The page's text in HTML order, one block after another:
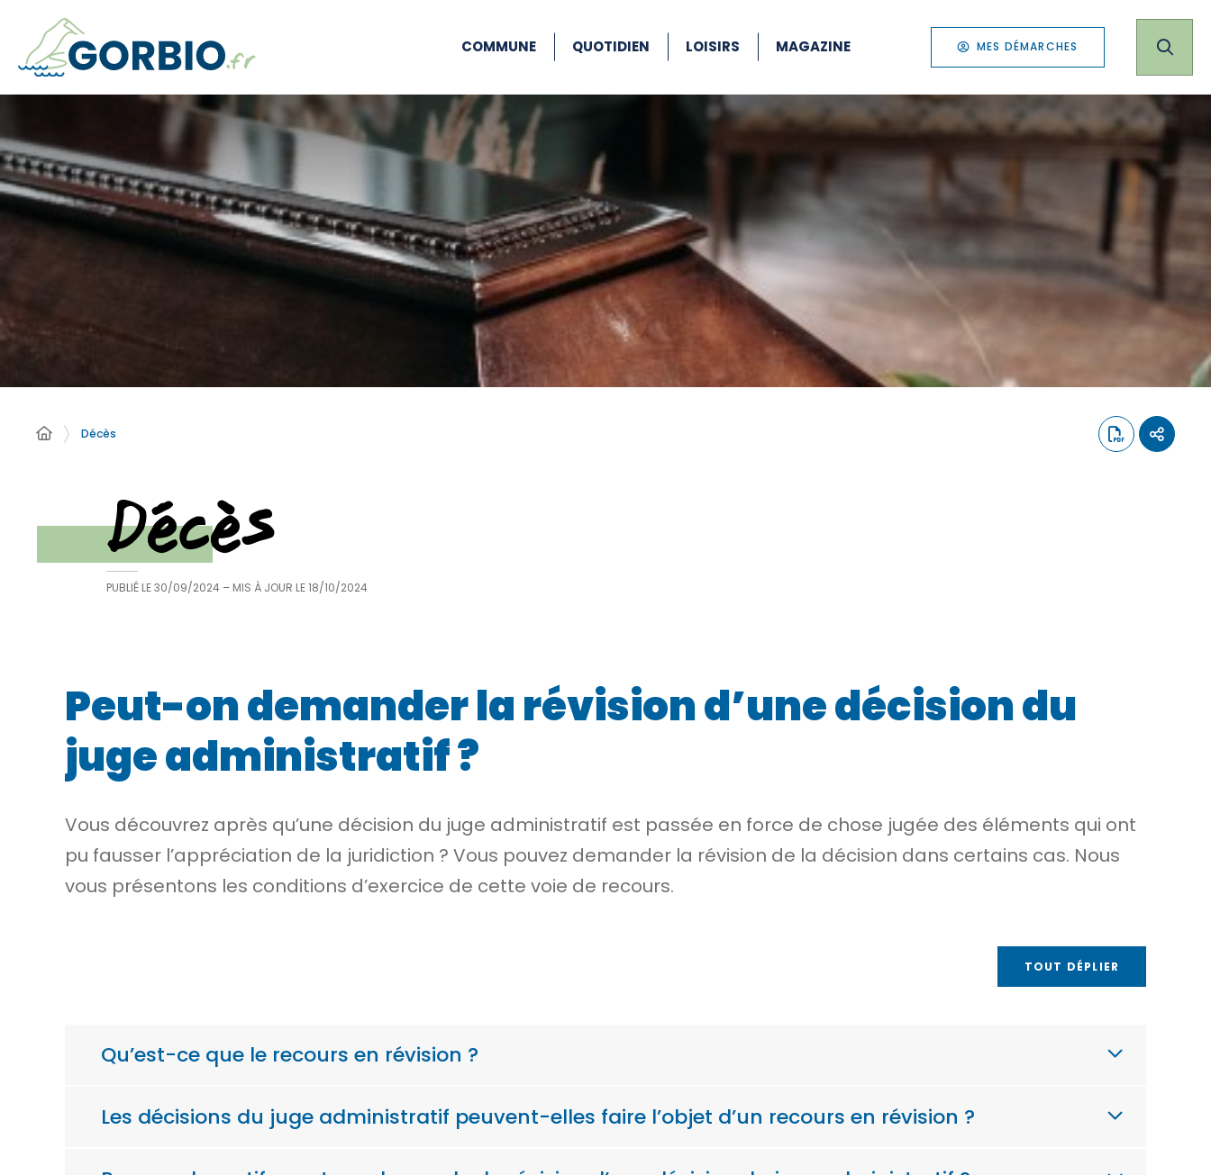
COMMUNE QUOTIDIEN LOISIRS MAGAZINE MES DÉMARCHES
Décès
Décès
PUBLIÉ LE30/09/2024 – MIS À JOUR LE18/10/2024
Peut-on demander la révision d’une décision du
juge administratif ?
Vous découvrez après qu’une décision du juge administratif est passée en force de chose jugée des éléments qui ont
pu fausser l’appréciation de la juridiction ? Vous pouvez demander la révision de la décision dans certains cas. Nous
vous présentons les conditions d’exercice de cette voie de recours.
TOUT DÉPLIER
Qu’est-ce que le recours en révision ?
Les décisions du juge administratif peuvent-elles faire l’objet d’un recours en révision ?